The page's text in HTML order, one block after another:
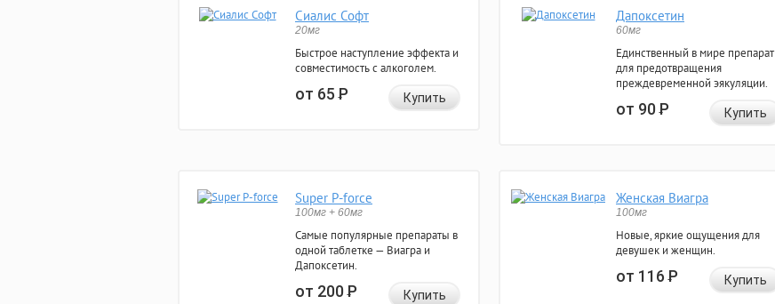
Сиалис Софт
20мг
Быстрое наступление эффекта и
совместимость с алкоголем.
от 65Р Купить
Дапоксетин
60мг
Единственный в мире препарат
для предотвращения
преждевременной эякуляции.
от 90Р Купить
Super P-force
100мг + 60мг
Самые популярные препараты в
одной таблетке — Виагра и
Дапоксетин.
от 200Р Купить
Женская Виагра
100мг
Новые, яркие ощущения для
девушек и женщин.
от 116Р Купить